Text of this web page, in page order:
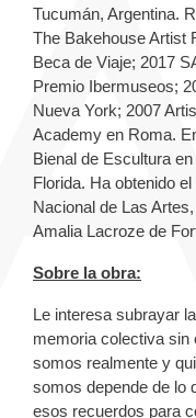
Tucumán, Argentina.
The Bakehouse Artist
Beca de Viaje; 2017
Premio Ibermuseos;
Nueva York; 2007
Academy en Roma.
Bienal de Escultura
Florida. Ha obtenido
Nacional de Las
Amalia Lacroze de
Sobre la obra:
Le interesa subrayar
memoria colectiva sin
somos realmente y
somos depende de lo
esos recuerdos para